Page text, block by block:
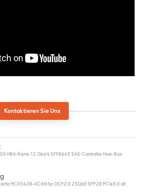
Kontaktieren Sie Uns
HBA-Karte 12 Gbit/s SFF8643 SAS-Controller Host-Bus-
MCX542B-ACAN für OCP2.0 25GbE SFP28 PCIe3.0 x8